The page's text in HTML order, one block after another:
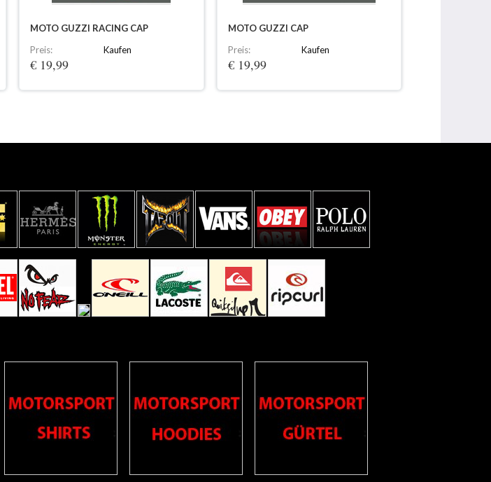
MOTO GUZZI RACING CAP
Preis:
€ 19,99
Kaufen
MOTO GUZZI CAP
Preis:
€ 19,99
Kaufen